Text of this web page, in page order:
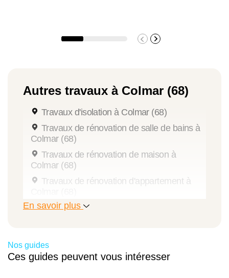
Autres travaux à Colmar (68)
Travaux d'isolation à Colmar (68)
Travaux de rénovation de salle de bains à
Colmar (68)
Travaux de rénovation de maison à
Colmar (68)
Travaux de rénovation d'appartement à
Travaux de rénovation de cuisine à Colmar
(68)
Travaux de pose de menuiseries à Colmar
En savoir plus
Nos guides
Ces guides peuvent vous intéresser